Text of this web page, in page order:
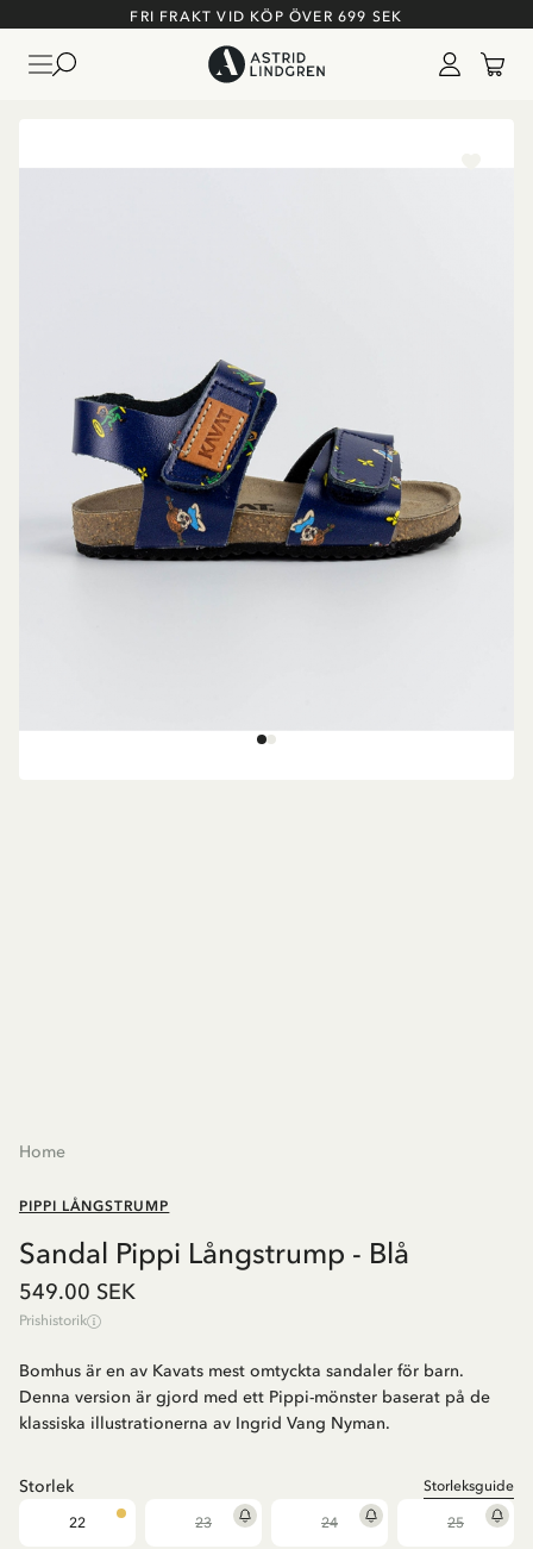
FRI FRAKT VID KÖP ÖVER 699 SEK
Home
PIPPI LÅNGSTRUMP
Sandal Pippi Långstrump - Blå
549.00 SEK
Prishistorik
Bomhus är en av Kavats mest omtyckta sandaler för barn.
Denna version är gjord med ett Pippi-mönster baserat på de
klassiska illustrationerna av Ingrid Vang Nyman.
Storlek Storleksguide
22 23 24 25